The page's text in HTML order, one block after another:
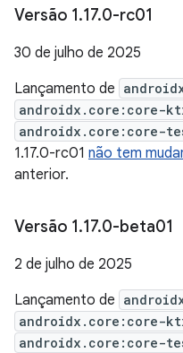
Versão 1.17.0-rc01
30 de julho de 2025
Lançamento de
androidx.core:core-
androidx.core:core-
1.17.0-rc01 não tem
anterior.
Versão 1.17.0-beta01
2 de julho de 2025
Lançamento de
androidx.core:core-
androidx.core:core-